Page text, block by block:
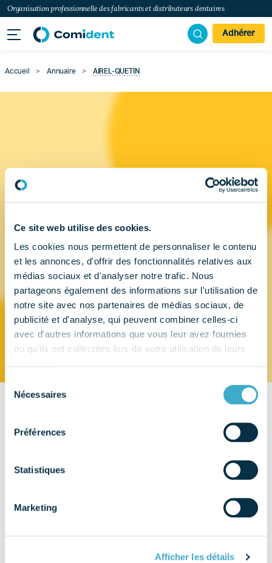
Ce site web utilise des cookies.
Les cookies nous permettent de personnaliser le contenu
et les annonces, d'offrir des fonctionnalités relatives aux
médias sociaux et d'analyser notre trafic. Nous
partageons également des informations sur l'utilisation de
notre site avec nos partenaires de médias sociaux, de
publicité et d'analyse, qui peuvent combiner celles-ci
avec d'autres informations que vous leur avez fournies
ou qu'ils ont collectées lors de votre utilisation de leurs
Sélection
Nécessaires
Préférences
Statistiques
Marketing
Afficher les détails
Organisation professionnelle des fabricants et distributeurs dentaires
Adhérer
Accueil > Annuaire > AIREL-QUETIN
AIREL-QUETIN
917 rue Marcel Paul